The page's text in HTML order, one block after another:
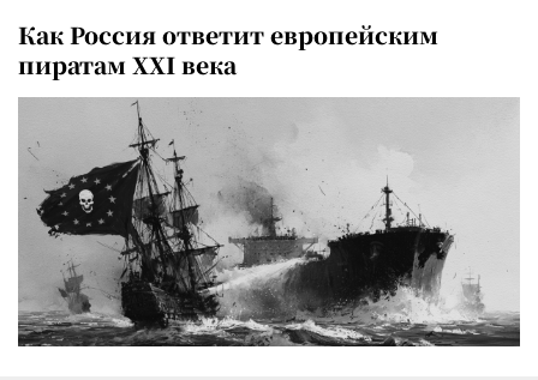
Как Россия ответит европейским
пиратам XXI века